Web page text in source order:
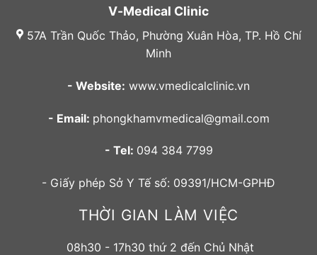
V-Medical Clinic
57A Trần Quốc Thảo, Phường Xuân Hòa, TP. Hồ Chí
Minh
- Website: www.vmedicalclinic.vn
- Email: phongkhamvmedical@gmail.com
- Tel: 094 384 7799
- Giấy phép Sở Y Tế số: 09391/HCM-GPHĐ
THỜI GIAN LÀM VIỆC
08h30 - 17h30 thứ 2 đến Chủ Nhật